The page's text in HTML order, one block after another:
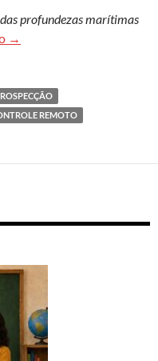
profundezas marítimas
Robôs no fundo do mar
→
REMOTO